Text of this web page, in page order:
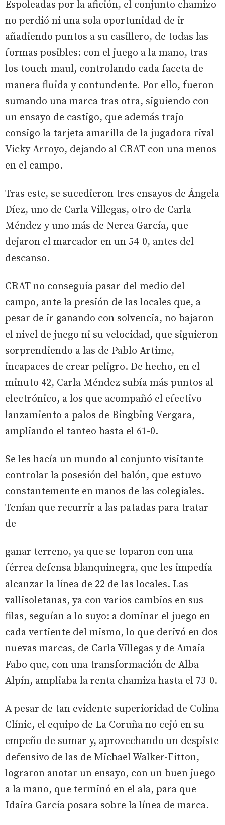
Espoleadas por la afición, el conjunto chamizo
no perdió ni una sola oportunidad de ir
añadiendo puntos a su casillero, de todas las
formas posibles: con el juego a la mano, tras
los touch-maul, controlando cada faceta de
manera fluida y contundente. Por ello, fueron
sumando una marca tras otra, siguiendo con
un ensayo de castigo, que además trajo
consigo la tarjeta amarilla de la jugadora rival
Vicky Arroyo, dejando al CRAT con una menos
en el campo.
Tras este, se sucedieron tres ensayos de Ángela
Díez, uno de Carla Villegas, otro de Carla
Méndez y uno más de Nerea García, que
dejaron el marcador en un 54-0, antes del
descanso.
CRAT no conseguía pasar del medio del
campo, ante la presión de las locales que, a
pesar de ir ganando con solvencia, no bajaron
el nivel de juego ni su velocidad, que siguieron
sorprendiendo a las de Pablo Artime,
incapaces de crear peligro. De hecho, en el
minuto 42, Carla Méndez subía más puntos al
electrónico, a los que acompañó el efectivo
lanzamiento a palos de Bingbing Vergara,
ampliando el tanteo hasta el 61-0.
Se les hacía un mundo al conjunto visitante
controlar la posesión del balón, que estuvo
constantemente en manos de las colegiales.
Tenían que recurrir a las patadas para tratar
de
ganar terreno, ya que se toparon con una
férrea defensa blanquinegra, que les impedía
alcanzar la línea de 22 de las locales. Las
vallisoletanas, ya con varios cambios en sus
filas, seguían a lo suyo: a dominar el juego en
cada vertiente del mismo, lo que derivó en dos
nuevas marcas, de Carla Villegas y de Amaia
Fabo que, con una transformación de Alba
Alpín, ampliaba la renta chamiza hasta el 73-0.
A pesar de tan evidente superioridad de Colina
Clínic, el equipo de La Coruña no cejó en su
empeño de sumar y, aprovechando un despiste
defensivo de las de Michael Walker-Fitton,
lograron anotar un ensayo, con un buen juego
a la mano, que terminó en el ala, para que
Idaira García posara sobre la línea de marca.